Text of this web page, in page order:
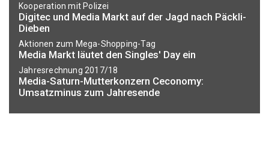
Kooperation mit Polizei
Digitec und Media Markt auf der Jagd nach Päckli-
Dieben
Aktionen zum Mega-Shopping-Tag
Media Markt läutet den Singles' Day ein
Jahresrechnung 2017/18
Media-Saturn-Mutterkonzern Ceconomy:
Umsatzminus zum Jahresende